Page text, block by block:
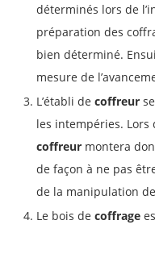
déterminés lors de
préparation des
bien déterminé.
mesure de
L’établi de coffreur
les intempéries. Lors
coffreur montera
de façon à ne pas
de la manipulation
Le bois de coffrage